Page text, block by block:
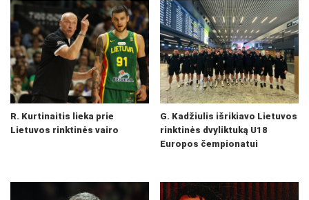
R. Kurtinaitis lieka prie
Lietuvos rinktinės vairo
G. Kadžiulis išrikiavo Lietuvos
rinktinės dvyliktuką U18
Europos čempionatui